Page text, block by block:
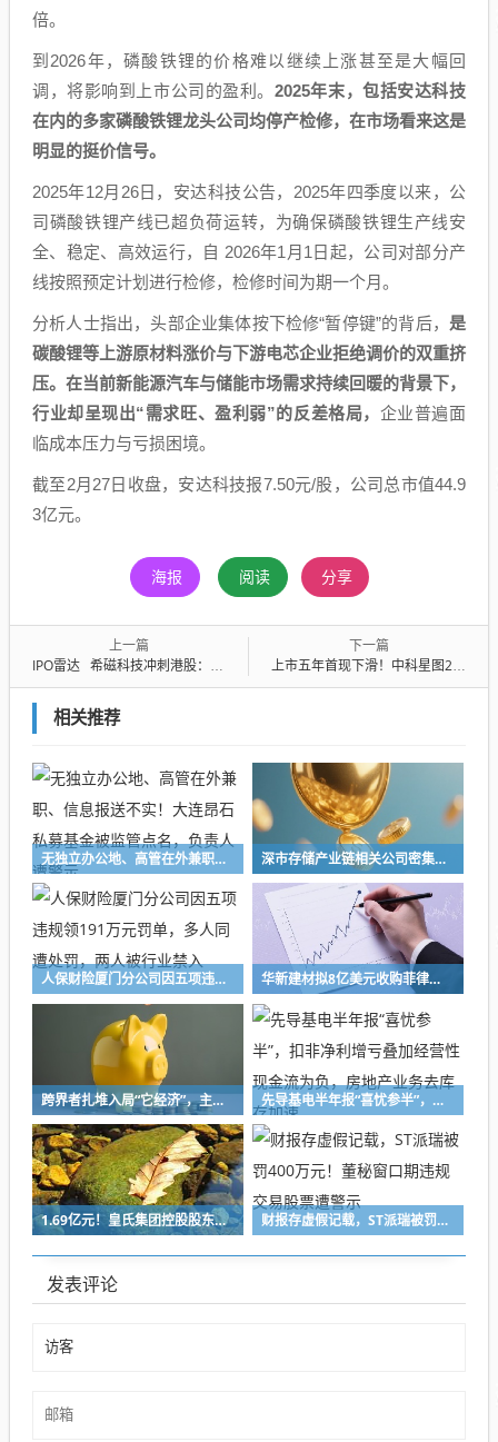
倍。
到2026年，磷酸铁锂的价格难以继续上涨甚至是大幅回
调，将影响到上市公司的盈利。 2025年末，包括安达科技
在内的多家磷酸铁锂龙头公司均停产检修，在市场看来这是
明显的挺价信号。
2025年12月26日，安达科技公告，2025年四季度以来，公
司磷酸铁锂产线已超负荷运转，为确保磷酸铁锂生产线安
全、稳定、高效运行，自 2026年1月1日起，公司对部分产
线按照预定计划进行检修，检修时间为期一个月。
分析人士指出，头部企业集体按下检修“暂停键”的背后， 是
碳酸锂等上游原材料涨价与下游电芯企业拒绝调价的双重挤
压。在当前新能源汽车与储能市场需求持续回暖的背景下，
行业却呈现出“需求旺、盈利弱”的反差格局， 企业普遍面
临成本压力与亏损困境。
截至2月27日收盘，安达科技报7.50元/股，公司总市值44.9
3亿元。
海报 阅读 分享
上一篇
IPO雷达 希磁科技冲刺港股：客户集中度高、存货高企，关联交易激增引关注
下一篇
上市五年首现下滑！中科星图2025年净利骤降九成，商业航天全产业链成“烧钱黑洞”？
相关推荐
无独立办公地、高管在外兼职、信息报送不实！大连昂石私募基金被监管点名，负责人遭警示 深市存储产业链相关公司密集释放积极信号，业界看好行业高景气度持续性
人保财险厦门分公司因五项违规领191万元罚单，多人同遭处罚，两人被行业禁入 华新建材拟8亿美元收购菲律宾HPI股权 标的公司处于亏损状态
跨界者扎堆入局“它经济”，主业营收连续三年下滑，三全食品试水入局宠物食品赛道 先导基电半年报“喜忧参半”，扣非净利增亏叠加经营性现金流为负，房地产业务去库存加速
1.69亿元！皇氏集团控股股东拟转让5.80%股份，现投资大佬龚虹嘉身影 财报存虚假记载，ST派瑞被罚400万元！董秘窗口期违规交易股票遭警示
发表评论